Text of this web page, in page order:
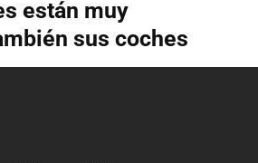
están muy
sus coches